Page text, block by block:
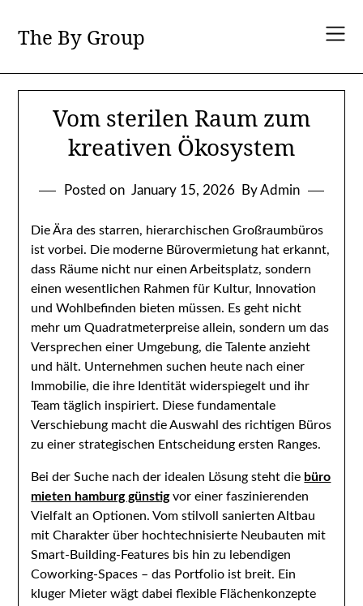
content
The By Group
Vom sterilen Raum zum
kreativen Ökosystem
Posted on January 15, 2026 By Admin
Die Ära des starren, hierarchischen Großraumbüros
ist vorbei. Die moderne Bürovermietung hat erkannt,
dass Räume nicht nur einen Arbeitsplatz, sondern
einen wesentlichen Rahmen für Kultur, Innovation
und Wohlbefinden bieten müssen. Es geht nicht
mehr um Quadratmeterpreise allein, sondern um das
Versprechen einer Umgebung, die Talente anzieht
und hält. Unternehmen suchen heute nach einer
Immobilie, die ihre Identität widerspiegelt und ihr
Team täglich inspiriert. Diese fundamentale
Verschiebung macht die Auswahl des richtigen Büros
zu einer strategischen Entscheidung ersten Ranges.
Bei der Suche nach der idealen Lösung steht die büro
mieten hamburg günstigvor einer faszinierenden
Vielfalt an Optionen. Vom stilvoll sanierten Altbau
mit Charakter über hochtechnisierte Neubauten mit
Smart-Building-Features bis hin zu lebendigen
Coworking-Spaces – das Portfolio ist breit. Ein
kluger Mieter wägt dabei flexible Flächenkonzepte